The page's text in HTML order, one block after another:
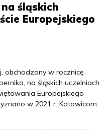
śląskich
Europejskiego
obchodzony w rocznicę
na śląskich uczelniach
Europejskiego
w 2021 r. Katowicom.